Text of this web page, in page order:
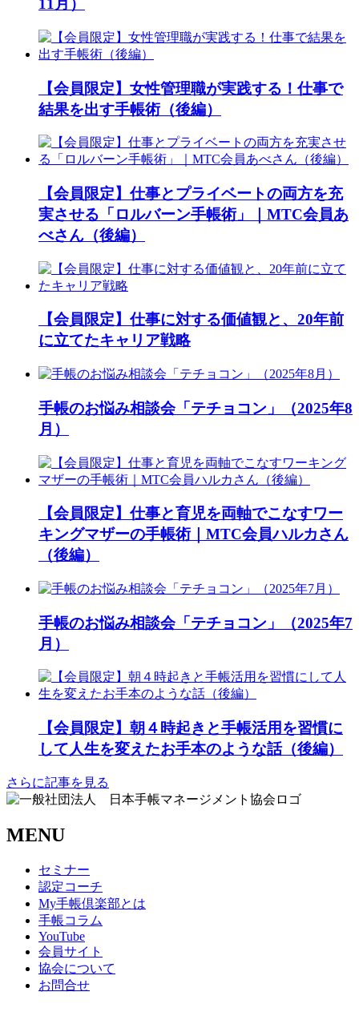
11月）
【会員限定】女性管理職が実践する！仕事で
結果を出す手帳術（後編）
【会員限定】仕事とプライベートの両方を充
実させる「ロルバーン手帳術」｜MTC会員あ
べさん（後編）
【会員限定】仕事に対する価値観と、20年前
に立てたキャリア戦略
手帳のお悩み相談会「テチョコン」（2025年8
月）
【会員限定】仕事と育児を両軸でこなすワー
キングマザーの手帳術｜MTC会員ハルカさん
（後編）
手帳のお悩み相談会「テチョコン」（2025年7
月）
【会員限定】朝４時起きと手帳活用を習慣に
して人生を変えたお手本のような話（後編）
さらに記事を見る
MENU
セミナー
認定コーチ
My手帳倶楽部とは
手帳コラム
YouTube
会員サイト
協会について
お問合せ